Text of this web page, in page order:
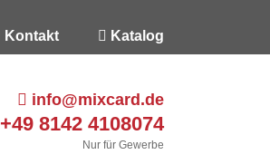
Kontakt Katalog
info@mixcard.de
+49 8142 4108074
Nur für Gewerbe